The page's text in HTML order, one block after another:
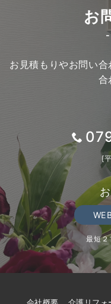
お
お見積もりやお問い
合
[
最短